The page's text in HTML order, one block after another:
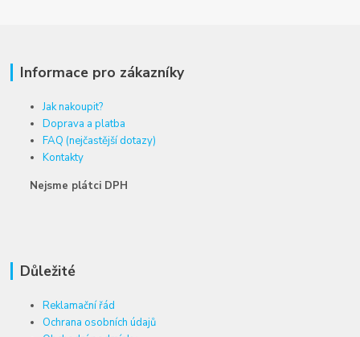
Informace pro zákazníky
Jak nakoupit?
Doprava a platba
FAQ (nejčastější dotazy)
Kontakty
Nejsme plátci DPH
Důležité
Reklamační řád
Ochrana osobních údajů